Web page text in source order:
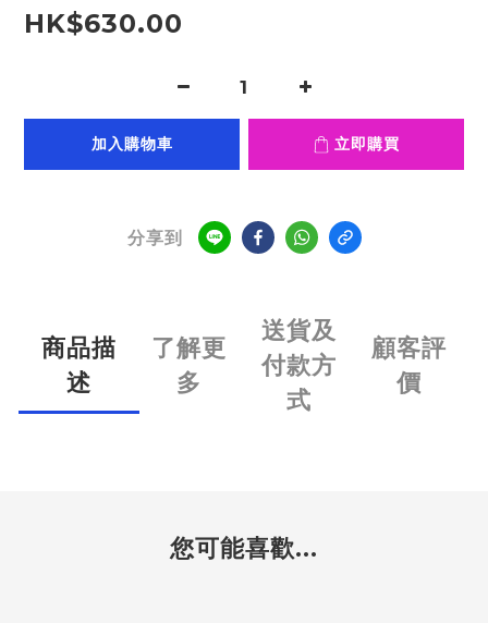
HK$630.00
加入購物車 立即購買
分享到
商品描
述
了解更
多
送貨及
付款方
式
顧客評
價
您可能喜歡...